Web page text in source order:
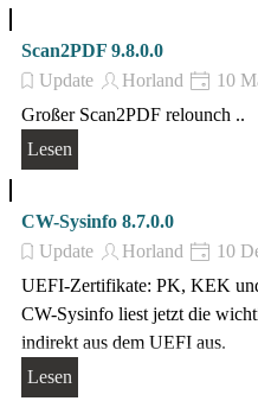
Scan2PDF 9.8.0.0
Update
Horland
10
Großer Scan2PDF relounch ..
Lesen
CW-Sysinfo 8.7.0.0
Update
Horland
10
UEFI-Zertifikate: PK, KEK
CW-Sysinfo liest jetzt die
indirekt aus dem UEFI aus.
Lesen